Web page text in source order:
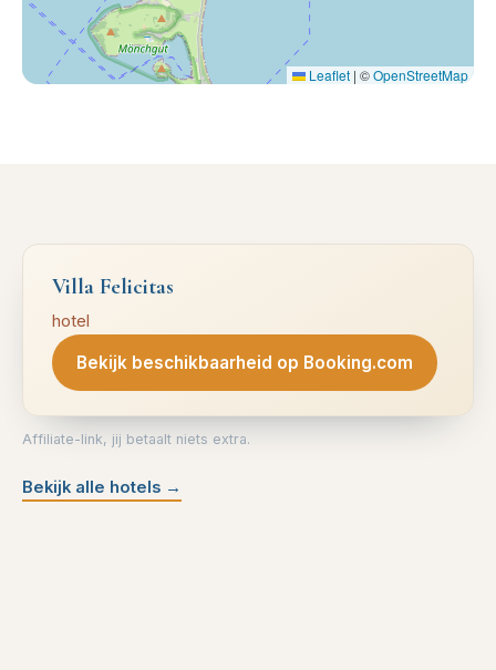
Leaflet | ©OpenStreetMap
Villa Felicitas
hotel
Bekijk beschikbaarheid op Booking.com
Affiliate-link, jij betaalt niets extra.
Bekijk alle hotels →